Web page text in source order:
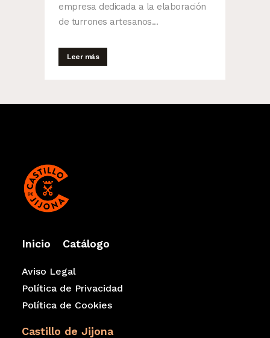
empresa dedicada a la elaboración
de turrones artesanos...
Leer más
Inicio Catálogo
Aviso Legal
Política de Privacidad
Política de Cookies
Castillo de Jijona